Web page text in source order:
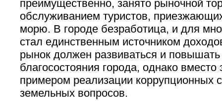
преимущественно, занято рыночной
обслуживанием туристов,
морю. В городе безработица, и для
стал единственным источником
рынок должен развиваться и повышать
благосостояния города, однако вместо
примером реализации коррупционных
земельных вопросов.